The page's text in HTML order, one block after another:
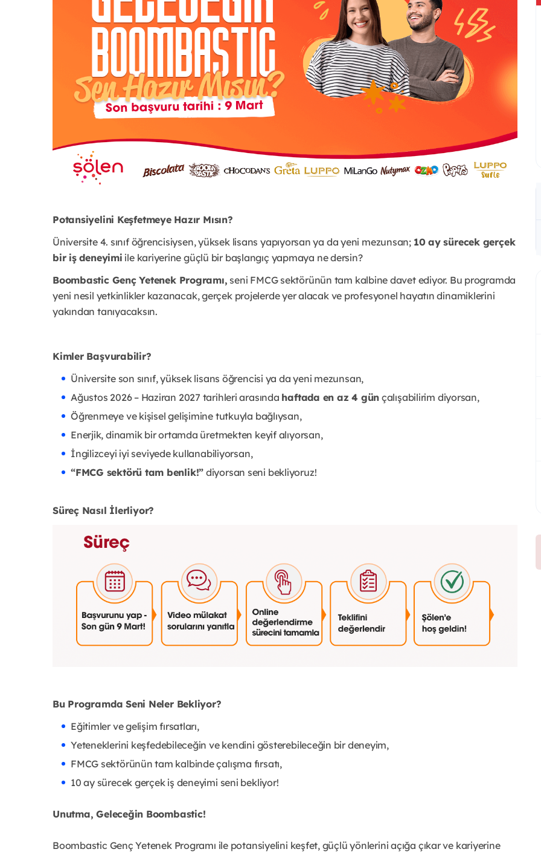
Potansiyelini Keşfetmeye Hazır Mısın?
Üniversite 4. sınıf öğrencisiysen, yüksek lisans yapıyorsan ya da yeni mezunsan; 10 ay sürecek gerçek
bir iş deneyimi ile kariyerine güçlü bir başlangıç yapmaya ne dersin?
Boombastic Genç Yetenek Programı, seni FMCG sektörünün tam kalbine davet ediyor. Bu programda
yeni nesil yetkinlikler kazanacak, gerçek projelerde yer alacak ve profesyonel hayatın dinamiklerini
yakından tanıyacaksın.
Kimler Başvurabilir?
Üniversite son sınıf, yüksek lisans öğrencisi ya da yeni mezunsan,
Ağustos 2026 – Haziran 2027 tarihleri arasında haftada en az 4 gün çalışabilirim diyorsan,
Öğrenmeye ve kişisel gelişimine tutkuyla bağlıysan,
Enerjik, dinamik bir ortamda üretmekten keyif alıyorsan,
İngilizceyi iyi seviyede kullanabiliyorsan,
“FMCG sektörü tam benlik!” diyorsan seni bekliyoruz!
Süreç Nasıl İlerliyor?
Bu Programda Seni Neler Bekliyor?
Eğitimler ve gelişim fırsatları,
Yeteneklerini keşfedebileceğin ve kendini gösterebileceğin bir deneyim,
FMCG sektörünün tam kalbinde çalışma fırsatı,
10 ay sürecek gerçek iş deneyimi seni bekliyor!
Unutma, Geleceğin Boombastic!
Boombastic Genç Yetenek Programı ile potansiyelini keşfet, güçlü yönlerini açığa çıkar ve kariyerine